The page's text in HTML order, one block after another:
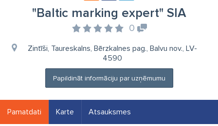
"Baltic marking expert" SIA
0
Zintīši, Taureskalns, Bērzkalnes pag., Balvu nov., LV-
4590
Papildināt informāciju par uzņēmumu
Pamatdati Karte Atsauksmes